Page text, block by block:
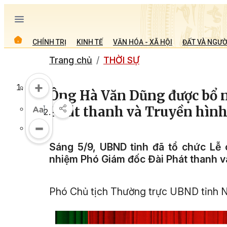
CHÍNH TRỊ KINH TẾ VĂN HÓA - XÃ HỘI ĐẤT VÀ
Trang chủ THỜI SỰ
Ông Hà Văn Dũng được
Phát thanh và Truyền
Sáng 5/9, UBND tỉnh đã tổ chức
nhiệm Phó Giám đốc Đài Phát thanh
Phó Chủ tịch Thường trực UBND tỉnh